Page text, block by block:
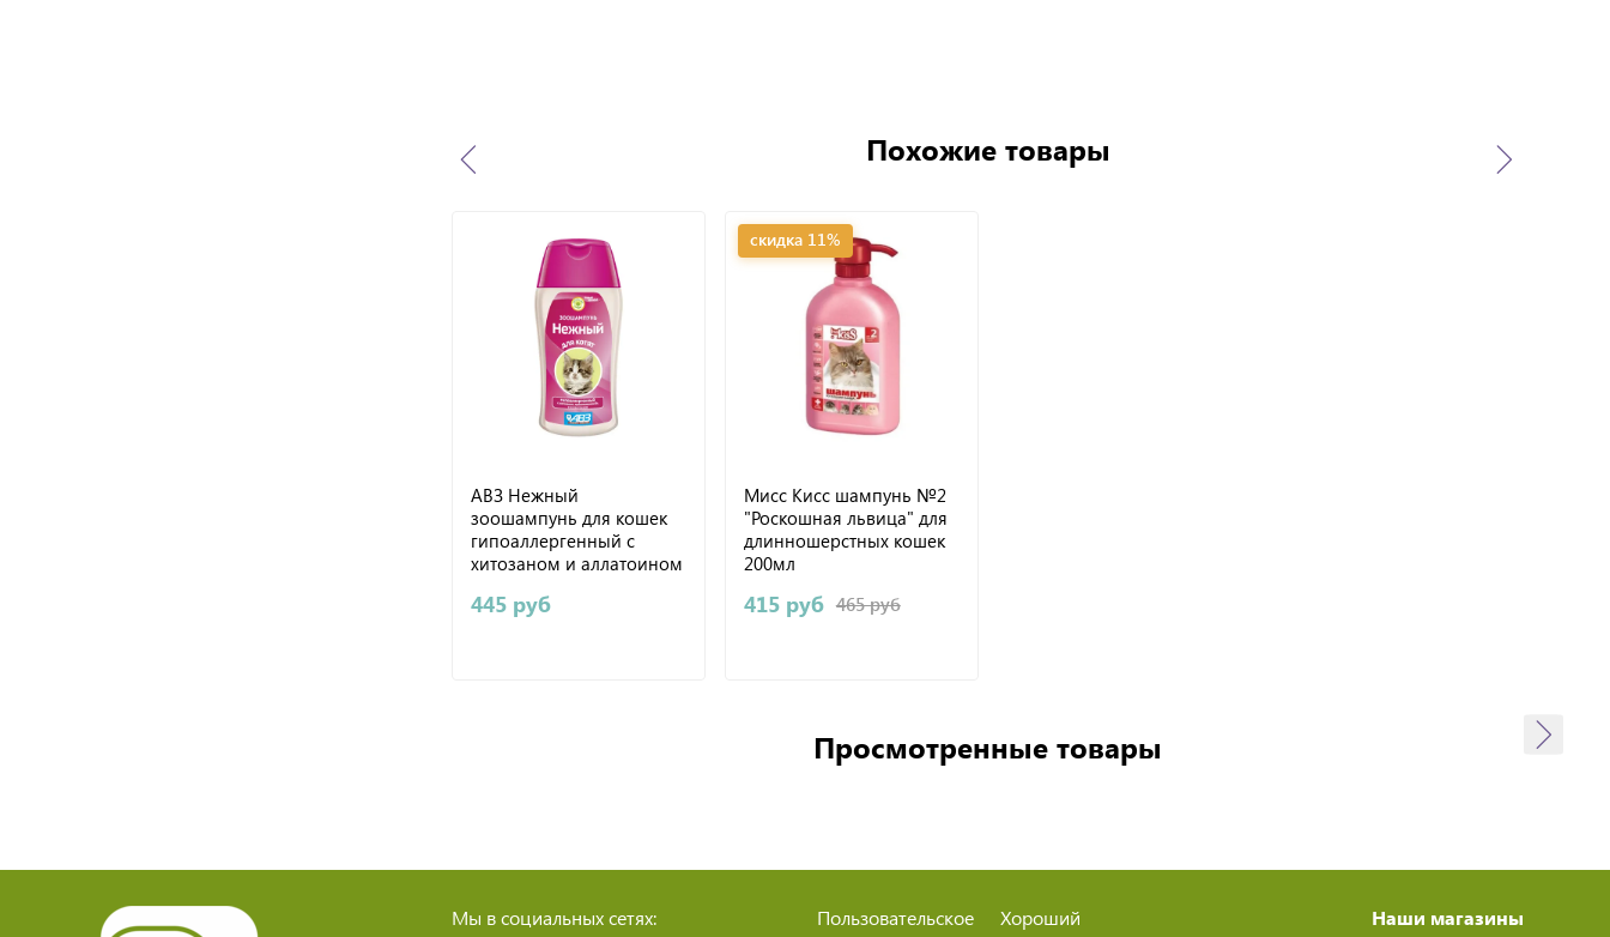
Похожие товары
АВЗ Нежный
зоошампунь для кошек
гипоаллергенный с
хитозаном и аллатоином
445 руб
скидка 11%
Мисс Кисс шампунь №2
"Роскошная львица" для
длинношерстных кошек
200мл
415 руб 465 руб
Просмотренные товары
Мы в социальных сетях:
Пользовательское
Хороший
Наши магазины